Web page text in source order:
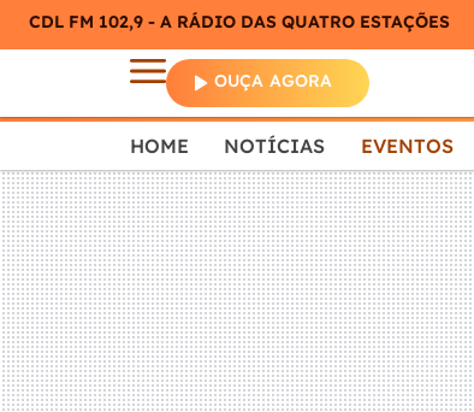
CDL FM 102,9 - A RÁDIO DAS QUATRO ESTAÇÕES
OUÇA AGORA
HOME NOTÍCIAS EVENTOS